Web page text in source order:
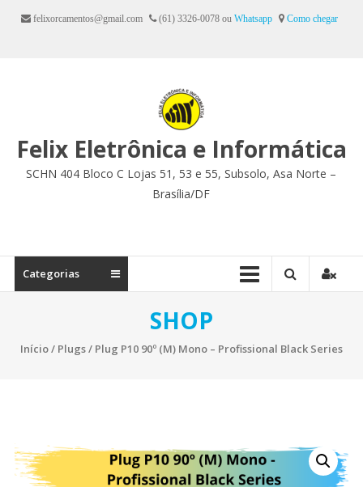
para
felixorcamentos@gmail.com (61) 3326-0078 ou Whatsapp Como chegar
Felix Eletrônica e Informática
SCHN 404 Bloco C Lojas 51, 53 e 55, Subsolo, Asa Norte –
Brasília/DF
Categorias
SHOP
Início/ Plugs/ Plug P10 90º (M) Mono – Profissional Black Series